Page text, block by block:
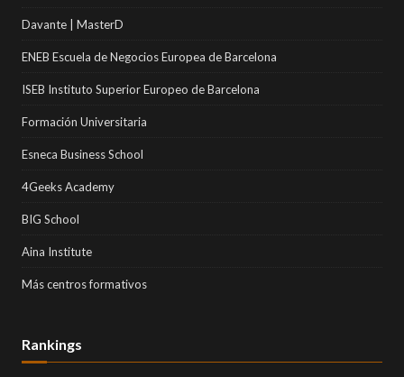
Davante | MasterD
ENEB Escuela de Negocios Europea de Barcelona
ISEB Instituto Superior Europeo de Barcelona
Formación Universitaria
Esneca Business School
4Geeks Academy
BIG School
Aina Institute
Más centros formativos
Rankings